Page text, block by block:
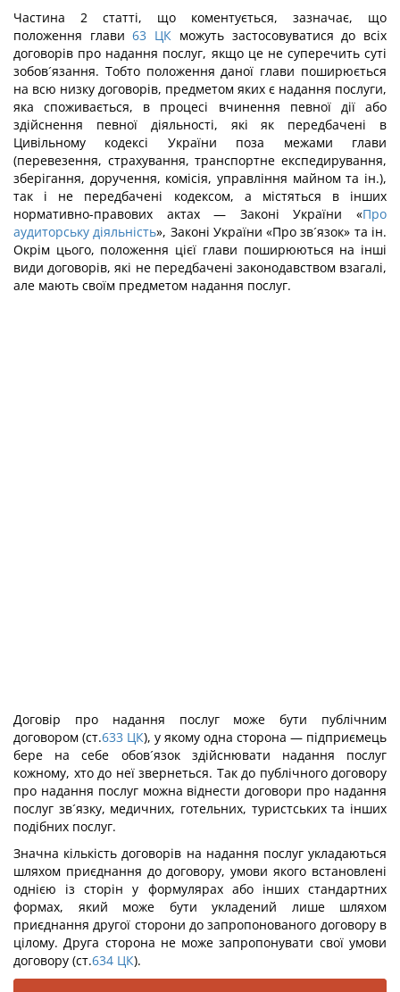
Частина 2 статті, що коментується, зазначає, що
положення глави 63 ЦК можуть застосовуватися до всіх
договорів про надання послуг, якщо це не суперечить суті
зобов´язання. Тобто положення даної глави поширюється
на всю низку договорів, предметом яких є надання послуги,
яка споживається, в процесі вчинення певної дії або
здійснення певної діяльності, які як передбачені в
Цивільному кодексі України поза межами глави
(перевезення, страхування, транспортне експедирування,
зберігання, доручення, комісія, управління майном та ін.),
так і не передбачені кодексом, а містяться в інших
нормативно-правових актах — Законі України «Про
аудиторську діяльність», Законі України «Про зв´язок» та ін.
Окрім цього, положення цієї глави поширюються на інші
види договорів, які не передбачені законодавством взагалі,
але мають своїм предметом надання послуг.
Договір про надання послуг може бути публічним
договором (ст.633 ЦК), у якому одна сторона — підприємець
бере на себе обов´язок здійснювати надання послуг
кожному, хто до неї звернеться. Так до публічного договору
про надання послуг можна віднести договори про надання
послуг зв´язку, медичних, готельних, туристських та інших
подібних послуг.
Значна кількість договорів на надання послуг укладаються
шляхом приєднання до договору, умови якого встановлені
однією із сторін у формулярах або інших стандартних
формах, який може бути укладений лише шляхом
приєднання другої сторони до запропонованого договору в
цілому. Друга сторона не може запропонувати свої умови
договору (ст.634 ЦК).